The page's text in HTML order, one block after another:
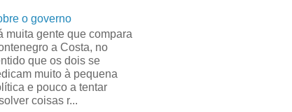
o governo
muita gente que compara
a Costa, no
que os dois se
muito à pequena
e pouco a tentar
coisas r...